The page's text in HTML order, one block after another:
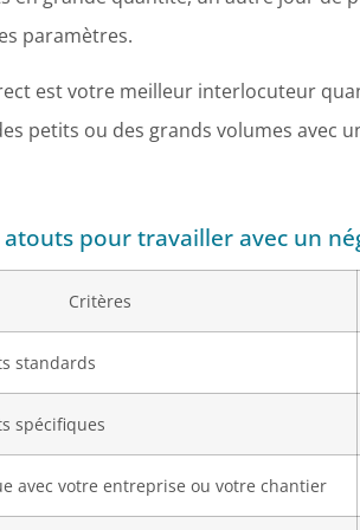
paramètres.
est votre meilleur interlocuteur
petits ou des grands volumes avec
atouts pour travailler avec un
Critères
standards
spécifiques
avec votre entreprise ou votre chantier